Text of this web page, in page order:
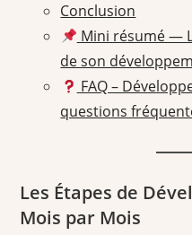
Conclusion
Mini résumé —
de son
FAQ –
questions
Les Étapes de
Mois par Mois